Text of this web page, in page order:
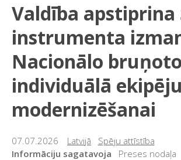
Valdība apstiprina
instrumenta
Nacionālo
individuālā
modernizēšanai
07.07.2026 Latvijā
Spēju attīstība
Informāciju sagatavoja
Preses nodaļa